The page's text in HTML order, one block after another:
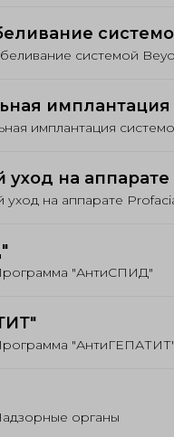
системой
имплантация
на аппарате
уход на аппарате
"АнтиСПИД"
"АнтиГЕПАТИТ"
органы